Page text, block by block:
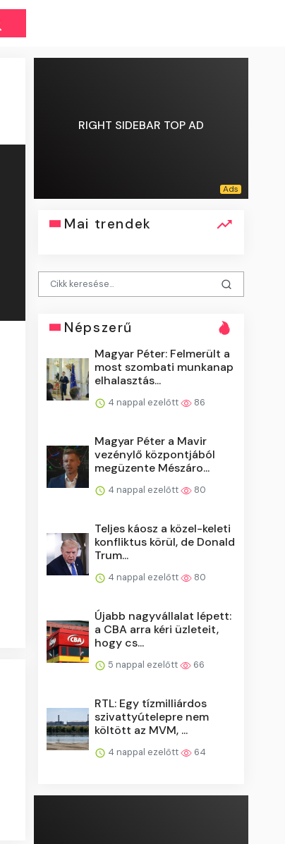
RIGHT SIDEBAR TOP AD
Mai trendek
Népszerű
Magyar Péter: Felmerült a
most szombati munkanap
elhalasztás...
4 nappal ezelőtt 86
Magyar Péter a Mavir
vezénylő központjából
megüzente Mészáro...
4 nappal ezelőtt 80
Teljes káosz a közel-keleti
konfliktus körül, de Donald
Trum...
4 nappal ezelőtt 80
Újabb nagyvállalat lépett:
a CBA arra kéri üzleteit,
hogy cs...
5 nappal ezelőtt 66
RTL: Egy tízmilliárdos
szivattyútelepre nem
költött az MVM, ...
4 nappal ezelőtt 64